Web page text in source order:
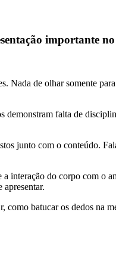
importante
Nada de olhar somente
demonstram falta de
junto com o conteúdo.
interação do corpo com o
apresentar.
batucar os dedos na